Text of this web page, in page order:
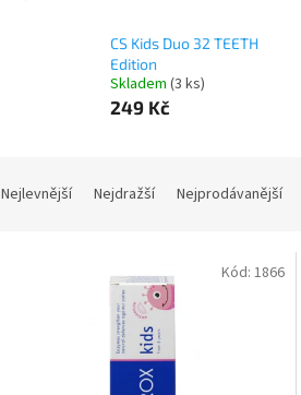
CS Kids Duo 32 TEETH
Edition
Skladem (3 ks)
249 Kč
Nejlevnější Nejdražší Nejprodávanější
Kód: 1866